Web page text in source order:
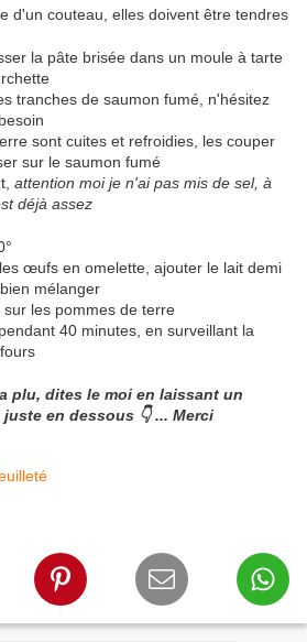
d'un couteau, elles doivent être tendres
la pâte brisée dans un moule à tarte
tranches de saumon fumé, n'hésitez
sont cuites et refroidies, les couper
sur le saumon fumé
attention moi je n'ai pas mis de sel, à
déjà assez
œufs en omelette, ajouter le lait demi
mélanger
les pommes de terre
40 minutes, en surveillant la
plu, dites le moi en laissant un
en dessous 👇 ... Merci